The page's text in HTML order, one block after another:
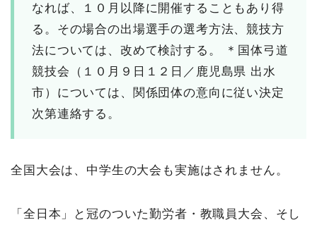
なれば、１０月以降に開催することもあり得
る。その場合の出場選手の選考方法、競技方
法については、改めて検討する。
＊国体弓道
競技会（１０月９日１２日／鹿児島県 出水
市）については、関係団体の意向に従い決定
次第連絡する。
全国大会は、中学生の大会も実施はされません。
「全日本」と冠のついた勤労者・教職員大会、そし